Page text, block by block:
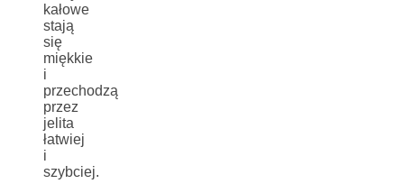
kałowe
stają
się
miękkie
i
przechodzą
przez
jelita
łatwiej
i
szybciej.